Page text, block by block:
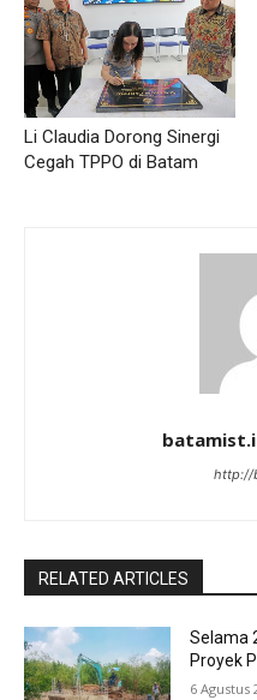
Li Claudia Dorong Sinergi
Cegah TPPO di Batam
http://
RELATED ARTICLES
Selama
Proyek
6 Agustus